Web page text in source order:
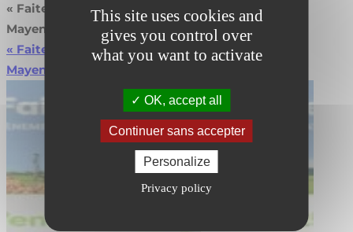
This site uses cookies and
gives you control over
what you want to activate
OK, accept all
Continuer sans accepter
Personalize
Privacy policy
« Faites de l’énergie » revient le 27 juin 2025 en
Mayenne
« Faites de l’énergie » revient le 27 juin 2025 en
Mayenne